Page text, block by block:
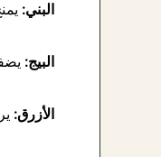
البني:
البيج:
الأزرق: